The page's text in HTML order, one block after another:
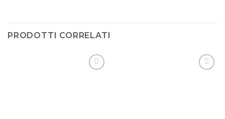
PRODOTTI CORRELATI